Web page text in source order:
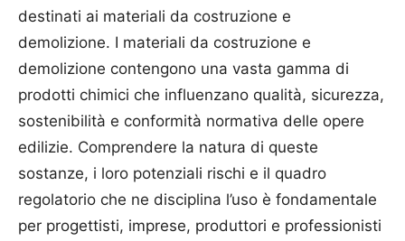
destinati ai materiali da costruzione e
demolizione. I materiali da costruzione e
demolizione contengono una vasta gamma di
prodotti chimici che influenzano qualità, sicurezza,
sostenibilità e conformità normativa delle opere
edilizie. Comprendere la natura di queste
sostanze, i loro potenziali rischi e il quadro
regolatorio che ne disciplina l’uso è fondamentale
per progettisti, imprese, produttori e professionisti